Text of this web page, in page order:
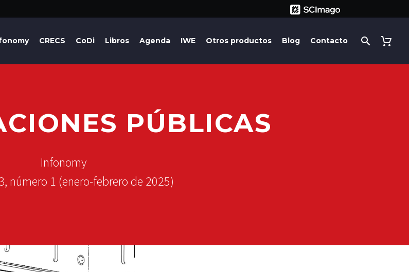
CRECS CoDi Libros Agenda IWE Otros productos Blog Contacto
PÚBLICAS
Infonomy
número 1 (enero-febrero de 2025)